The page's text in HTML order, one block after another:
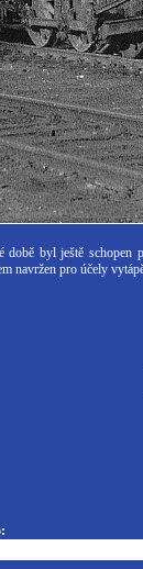
byl ještě schopen
navržen pro účely